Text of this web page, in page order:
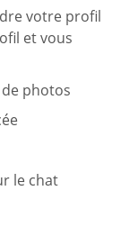
votre profil
et vous
photos
le chat